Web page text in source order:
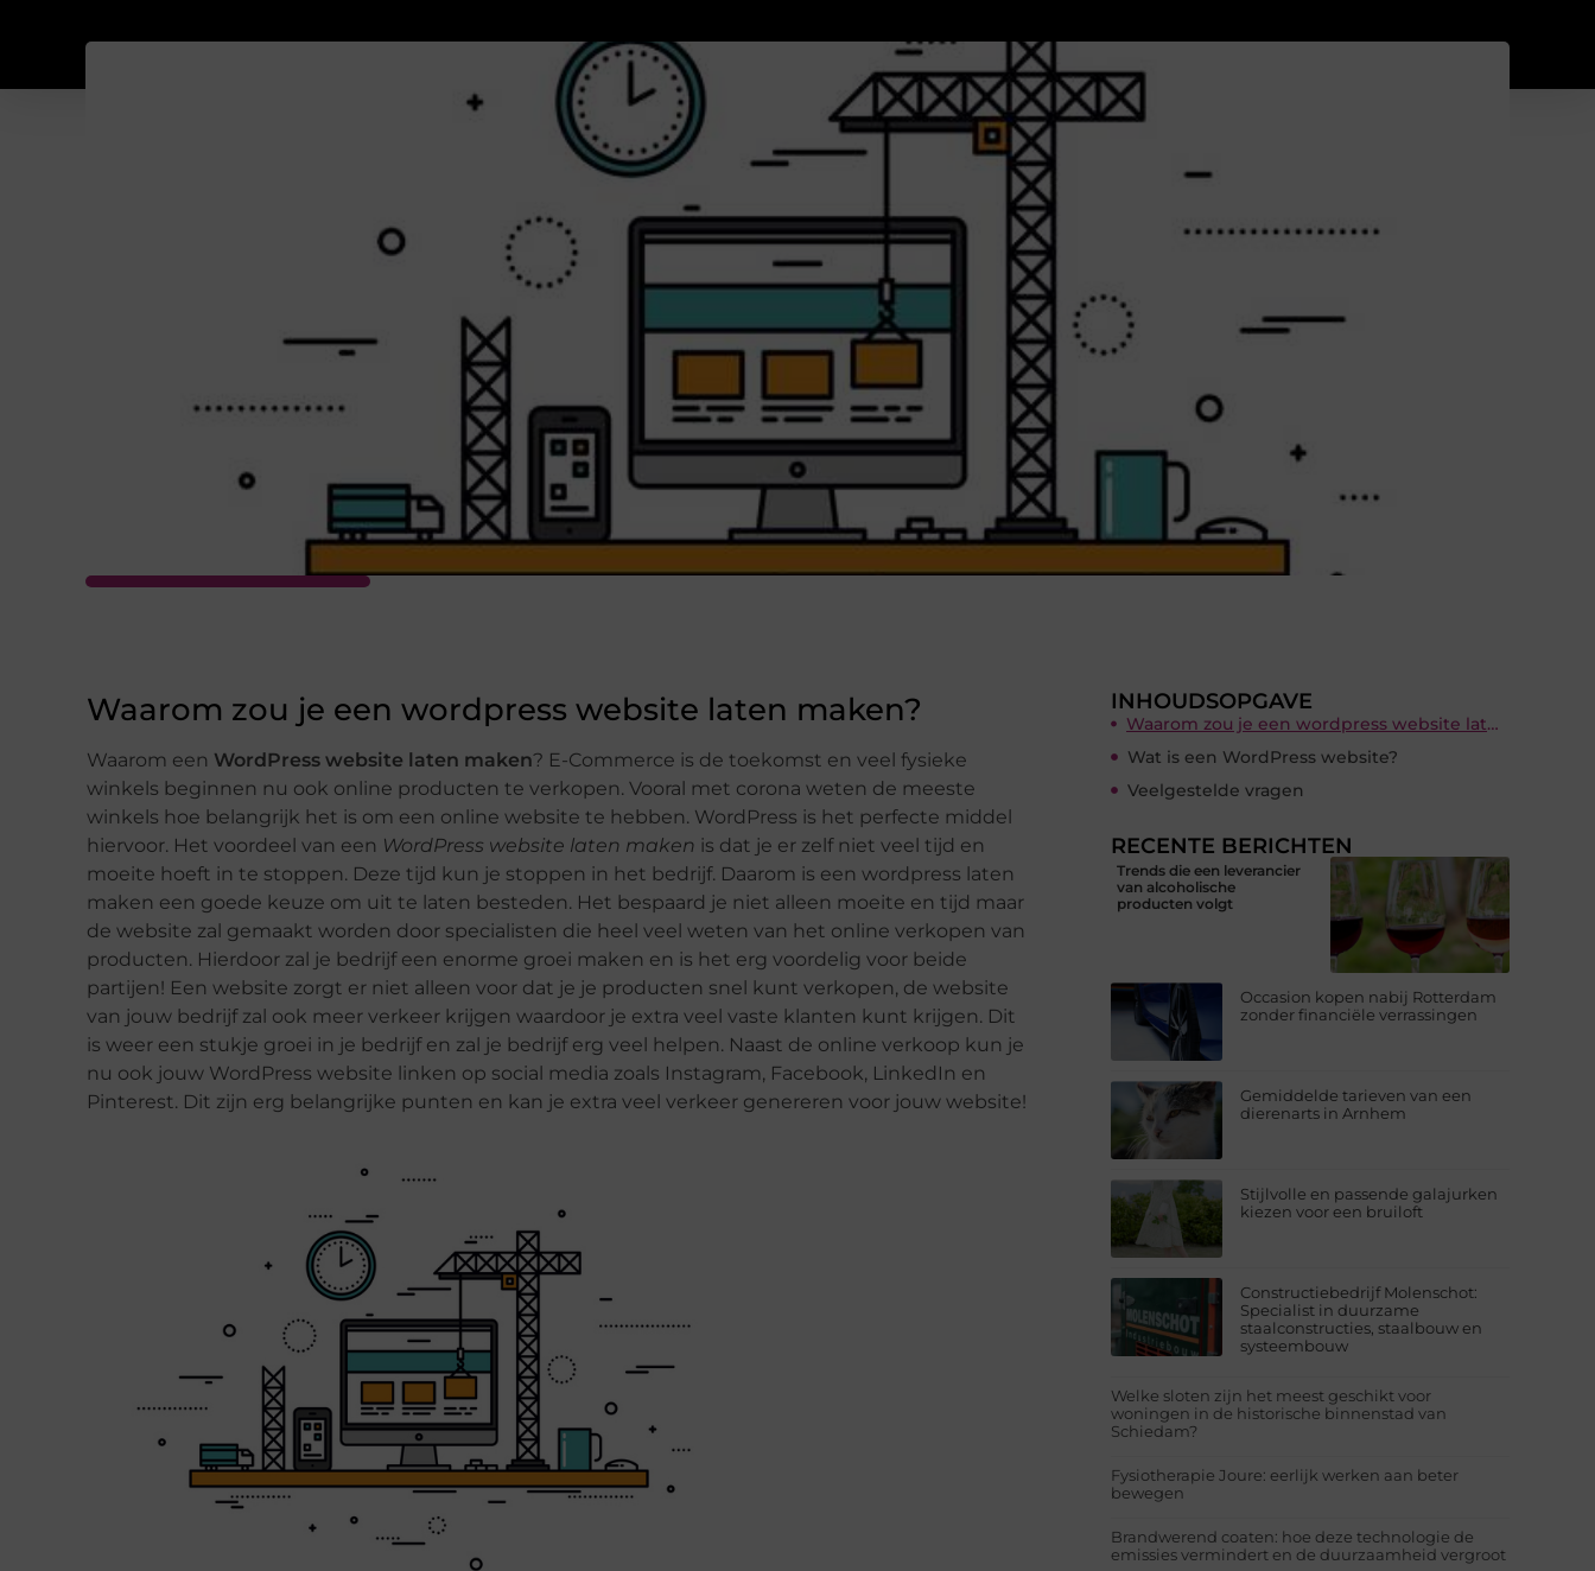
Waarom zou je een wordpress website laten maken?
Waarom een WordPress website laten maken? E-Commerce is de toekomst en veel fysieke
winkels beginnen nu ook online producten te verkopen. Vooral met corona weten de meeste
winkels hoe belangrijk het is om een online website te hebben. WordPress is het perfecte middel
hiervoor. Het voordeel van een WordPress website laten maken is dat je er zelf niet veel tijd en
moeite hoeft in te stoppen. Deze tijd kun je stoppen in het bedrijf. Daarom is een wordpress laten
maken een goede keuze om uit te laten besteden. Het bespaard je niet alleen moeite en tijd maar
de website zal gemaakt worden door specialisten die heel veel weten van het online verkopen van
producten. Hierdoor zal je bedrijf een enorme groei maken en is het erg voordelig voor beide
partijen! Een website zorgt er niet alleen voor dat je je producten snel kunt verkopen, de website
van jouw bedrijf zal ook meer verkeer krijgen waardoor je extra veel vaste klanten kunt krijgen. Dit
is weer een stukje groei in je bedrijf en zal je bedrijf erg veel helpen. Naast de online verkoop kun je
nu ook jouw WordPress website linken op social media zoals Instagram, Facebook, LinkedIn en
Pinterest. Dit zijn erg belangrijke punten en kan je extra veel verkeer genereren voor jouw website!
INHOUDSOPGAVE
Waarom zou je een wordpress website laten maken?
Wat is een WordPress website?
Veelgestelde vragen
RECENTE BERICHTEN
Trends die een leverancier
van alcoholische
producten volgt
Occasion kopen nabij Rotterdam
zonder financiële verrassingen
Gemiddelde tarieven van een
dierenarts in Arnhem
Stijlvolle en passende galajurken
kiezen voor een bruiloft
Constructiebedrijf Molenschot:
Specialist in duurzame
staalconstructies, staalbouw en
systeembouw
Welke sloten zijn het meest geschikt voor
woningen in de historische binnenstad van
Schiedam?
Fysiotherapie Joure: eerlijk werken aan beter
bewegen
Brandwerend coaten: hoe deze technologie de
emissies vermindert en de duurzaamheid vergroot